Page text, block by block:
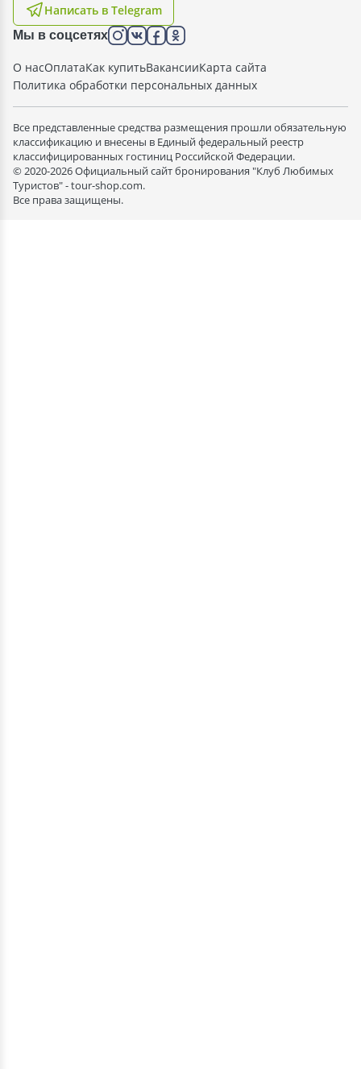
Написать в Telegram
Мы в соцсетях
О насОплатаКак купитьВакансииКарта сайта
Политика обработки персональных данных
Все представленные средства размещения прошли обязательную
классификацию и внесены в Единый федеральный реестр
классифицированных гостиниц Российской Федерации.
© 2020-2026 Официальный сайт бронирования "Клуб Любимых
Туристов" - tour-shop.com.
Все права защищены.